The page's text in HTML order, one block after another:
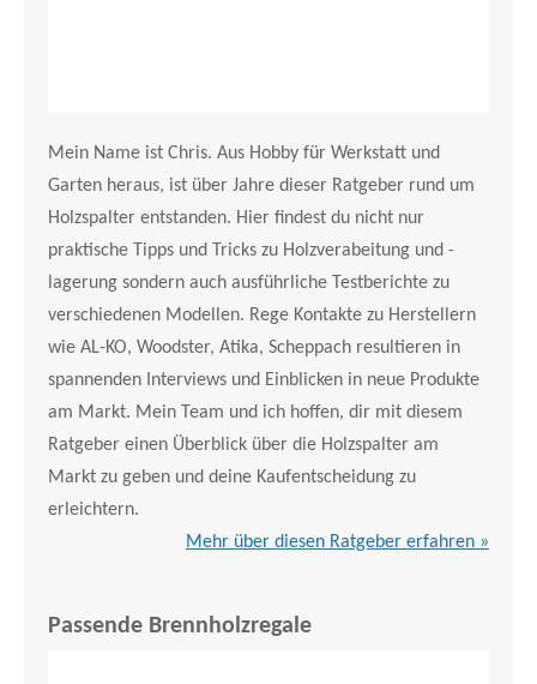
Mein Name ist Chris. Aus Hobby für Werkstatt und
Garten heraus, ist über Jahre dieser Ratgeber rund um
Holzspalter entstanden. Hier findest du nicht nur
praktische Tipps und Tricks zu Holzverabeitung und -
lagerung sondern auch ausführliche Testberichte zu
verschiedenen Modellen. Rege Kontakte zu Herstellern
wie AL-KO, Woodster, Atika, Scheppach resultieren in
spannenden Interviews und Einblicken in neue Produkte
am Markt. Mein Team und ich hoffen, dir mit diesem
Ratgeber einen Überblick über die Holzspalter am
Markt zu geben und deine Kaufentscheidung zu
erleichtern.
Mehr über diesen Ratgeber erfahren »
Passende Brennholzregale